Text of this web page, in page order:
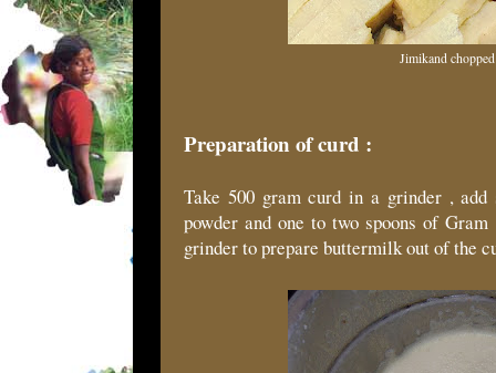
Jimikand
Preparation of curd :
Take 500 gram curd in a grinder ,
powder and one to two spoons of
grinder to prepare buttermilk out of the